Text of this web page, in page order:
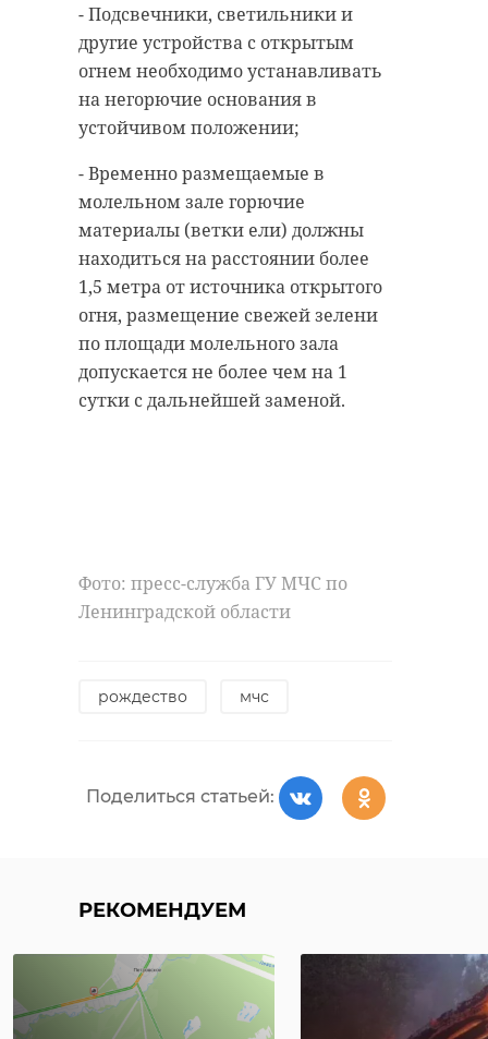
- Подсвечники, светильники и
другие устройства с открытым
огнем необходимо устанавливать
на негорючие основания в
устойчивом положении;
- Временно размещаемые в
молельном зале горючие
материалы (ветки ели) должны
находиться на расстоянии более
1,5 метра от источника открытого
огня, размещение свежей зелени
по площади молельного зала
допускается не более чем на 1
сутки с дальнейшей заменой.
Фото: пресс-служба ГУ МЧС по
Ленинградской области
рождество мчс
Поделиться статьей:
РЕКОМЕНДУЕМ